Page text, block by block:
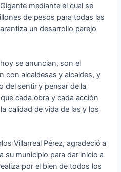
mediante el cual se
de pesos para todas las
un desarrollo parejo
se anuncian, son el
con alcaldesas y alcaldes, y
del sentir y pensar de la
cada obra y cada acción
calidad de vida de las y los
Villarreal Pérez, agradeció a
su municipio para dar inicio a
por el bien de todos los